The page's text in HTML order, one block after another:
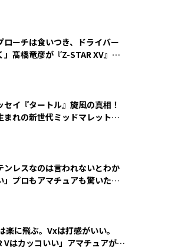
ローチは食いつき、ドライバー
」髙橋竜彦が『Z-STAR XV』を
セイ『タートル』旋風の真相！
まれの新世代ミッドマレットが
ンレスなのは言われないとわか
」プロもアマチュアも驚いた
楽に飛ぶ。Vxは打感がいい。
Vはカッコいい」アマチュアが選